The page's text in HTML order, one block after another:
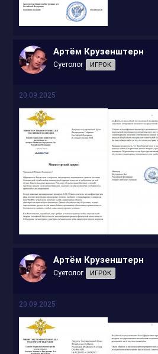
Артём Крузенштерн
Суетолог ИГРОК
20.09.2025
Артём Крузенштерн
Суетолог ИГРОК
20.09.2025